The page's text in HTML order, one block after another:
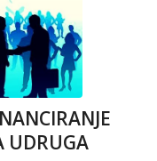
UDRUGA